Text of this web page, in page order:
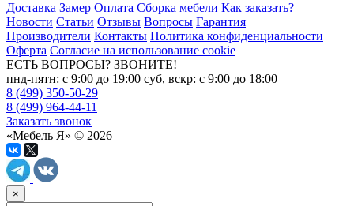
Доставка Замер Оплата Сборка мебели Как заказать?
Новости Статьи Отзывы Вопросы Гарантия
Производители Контакты Политика конфиденциальности
Оферта Согласие на использование cookie
ЕСТЬ ВОПРОСЫ? ЗВОНИТЕ!
пнд-пятн: с 9:00 до 19:00 суб, вскр: с 9:00 до 18:00
8 (499) 350-50-29
8 (499) 964-44-11
Заказать звонок
«Мебель Я» © 2026
×